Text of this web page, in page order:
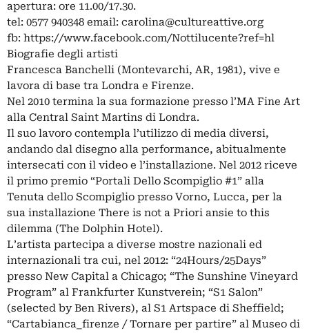
apertura: ore 11.00/17.30.
tel: 0577 940348 email: carolina@cultureattive.org
fb: https://www.facebook.com/Nottilucente?ref=hl
Biografie degli artisti
Francesca Banchelli (Montevarchi, AR, 1981), vive e
lavora di base tra Londra e Firenze.
Nel 2010 termina la sua formazione presso l’MA Fine Art
alla Central Saint Martins di Londra.
Il suo lavoro contempla l’utilizzo di media diversi,
andando dal disegno alla performance, abitualmente
intersecati con il video e l’installazione. Nel 2012 riceve
il primo premio “Portali Dello Scompiglio #1” alla
Tenuta dello Scompiglio presso Vorno, Lucca, per la
sua installazione There is not a Priori ansie to this
dilemma (The Dolphin Hotel).
L’artista partecipa a diverse mostre nazionali ed
internazionali tra cui, nel 2012: “24Hours/25Days”
presso New Capital a Chicago; “The Sunshine Vineyard
Program” al Frankfurter Kunstverein; “S1 Salon”
(selected by Ben Rivers), al S1 Artspace di Sheffield;
“Cartabianca_firenze / Tornare per partire” al Museo di